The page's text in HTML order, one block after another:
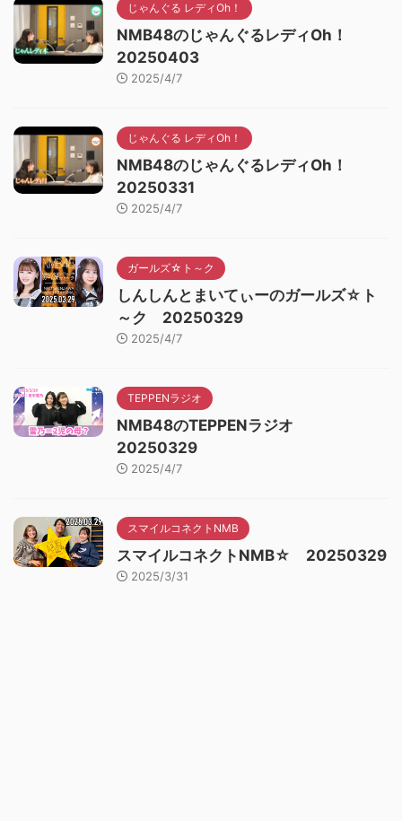
じゃんぐる レディOh！
NMB48のじゃんぐるレディOh！
20250403
2025/4/7
じゃんぐる レディOh！
NMB48のじゃんぐるレディOh！
20250331
2025/4/7
ガールズ☆ト～ク
しんしんとまいてぃーのガールズ☆ト
～ク 20250329
2025/4/7
TEPPENラジオ
NMB48のTEPPENラジオ
20250329
2025/4/7
スマイルコネクトNMB
スマイルコネクトNMB☆ 20250329
2025/3/31